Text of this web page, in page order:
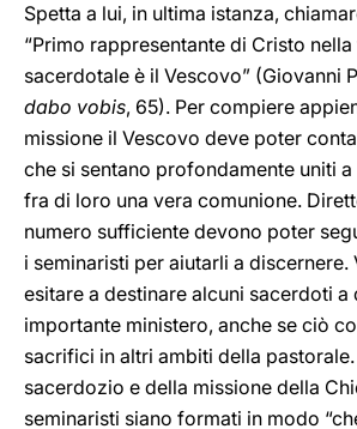
Spetta a lui, in ultima istanza,
“Primo rappresentante di Cristo
sacerdotale è il Vescovo” (Giovanni
dabo vobis, 65). Per compiere
missione il Vescovo deve poter
che si sentano profondamente uniti
fra di loro una vera comunione.
numero sufficiente devono poter
i seminaristi per aiutarli a discernere.
esitare a destinare alcuni sacerdoti a
importante ministero, anche se ciò
sacrifici in altri ambiti della
sacerdozio e della missione della
seminaristi siano formati in modo